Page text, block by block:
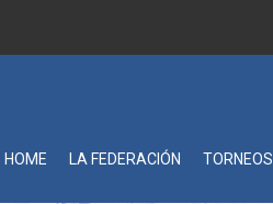
HOME LA FEDERACIÓN TORNEOS